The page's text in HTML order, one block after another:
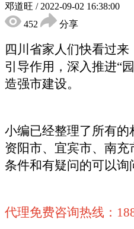
邓道旺 / 2022-09-02 16:38:00
452
分享
四川省家人们快看过
引导作用，深入推进“
造强市建设。
小编已经整理了所有
资阳市、宜宾市、南
条件和有疑问的可以询
代理免费咨询热线：